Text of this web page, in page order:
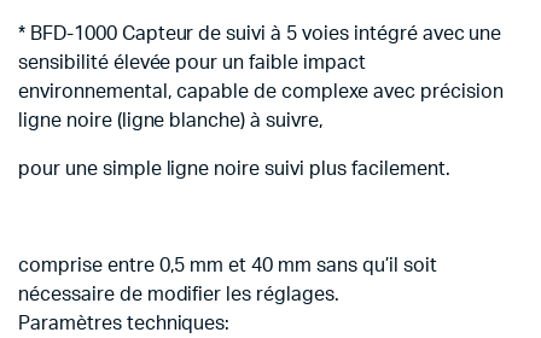
* BFD-1000 Capteur de suivi à 5 voies intégré avec une
sensibilité élevée pour un faible impact
environnemental, capable de complexe avec précision
ligne noire (ligne blanche) à suivre,
pour une simple ligne noire suivi plus facilement.
comprise entre 0,5 mm et 40 mm sans qu’il soit
nécessaire de modifier les réglages.
Paramètres techniques: